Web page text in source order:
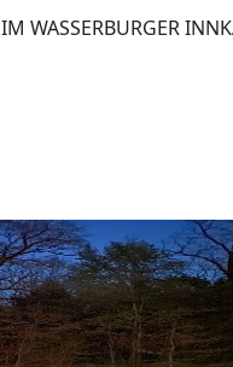
WASSERBURGER